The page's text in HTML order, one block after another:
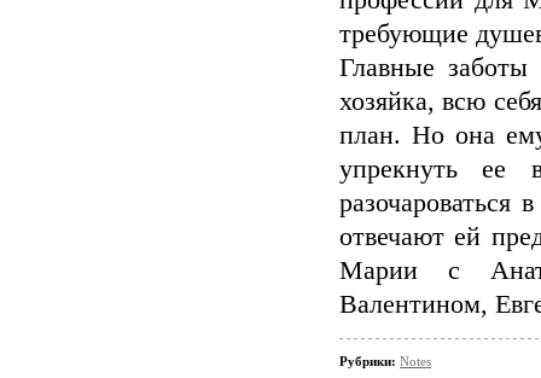
требующие
Главные
хозяйка, всю
план. Но она
упрекнуть
отвечают ей
Марии с
Валентином,
Рубрики: Notes